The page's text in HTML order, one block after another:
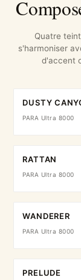
Quatre
s'harmoniser
d'accent
DUSTY
PARA Ultra 8000
RATTAN
PARA Ultra 8000
WANDERER
PARA Ultra 8000
PRELUDE